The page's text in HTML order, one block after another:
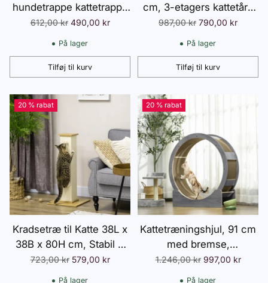
hundetrappe kattetrappe
indstigningshjælp med
skridsikker måtte
sofa grå 40 x 59 x 54,2
Normalpris
612,00 kr 490,00 kr
På lager
Tilføj til kurv
Antal
cm, 3-etagers kattetårn
med vandhyacint og
stålhynde, lysebrun til
Normalpris
987,00 kr 790,00 kr
På lager
Tilføj til kurv
Antal
20 % rabat
Kradsetræ til Katte 38L x
38B x 80H cm, Stabil &
Sikker med Kradsebræt
og Legebolde Lavet af
Normalpris
723,00 kr 579,00 kr
På lager
20 % rabat
Kattetræningshjul, 91 cm
med bremse,
kradsebræt, Kattehjul til
sund motion, afslapning,
Normalpris
1.246,00 kr 997,00 kr
På lager